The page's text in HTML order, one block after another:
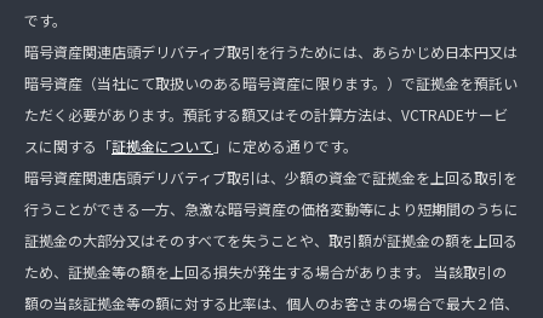
です。
暗号資産関連店頭デリバティブ取引を行うためには、あらかじめ日本円又は
暗号資産（当社にて取扱いのある暗号資産に限ります。）で証拠金を預託い
ただく必要があります。預託する額又はその計算方法は、VCTRADEサービ
スに関する「証拠金について 」に定める通りです。
暗号資産関連店頭デリバティブ取引は、少額の資金で証拠金を上回る取引を
行うことができる一方、急激な暗号資産の価格変動等により短期間のうちに
証拠金の大部分又はそのすべてを失うことや、取引額が証拠金の額を上回る
ため、証拠金等の額を上回る損失が発生する場合があります。 当該取引の
額の当該証拠金等の額に対する比率は、個人のお客さまの場合で最大２倍、